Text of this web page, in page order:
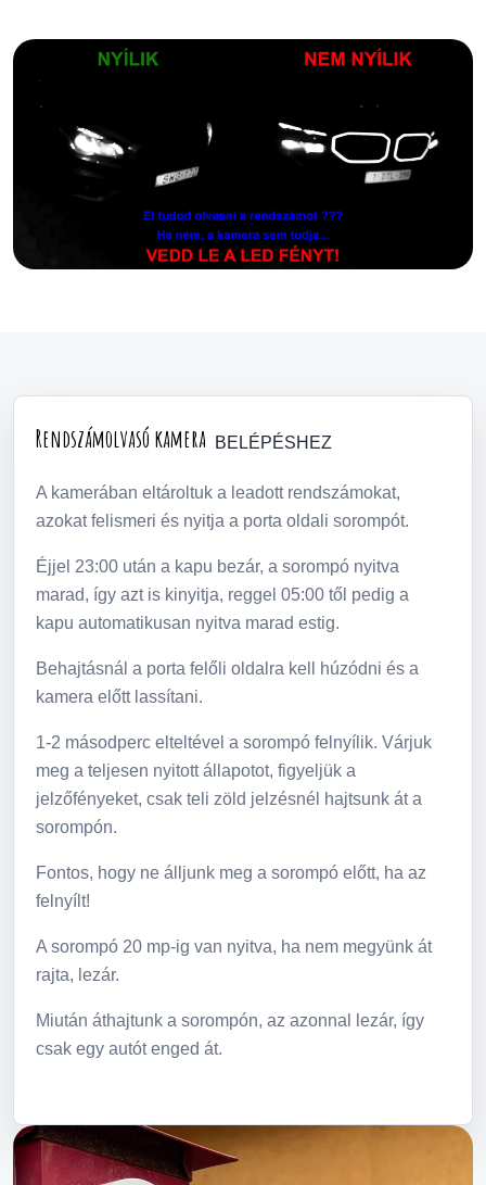
Rendszámolvasó kamera BELÉPÉSHEZ
A kamerában eltároltuk a leadott rendszámokat,
azokat felismeri és nyitja a porta oldali sorompót.
Éjjel 23:00 után a kapu bezár, a sorompó nyitva
marad, így azt is kinyitja, reggel 05:00 től pedig a
kapu automatikusan nyitva marad estig.
Behajtásnál a porta felőli oldalra kell húzódni és a
kamera előtt lassítani.
1-2 másodperc elteltével a sorompó felnyílik. Várjuk
meg a teljesen nyitott állapotot, figyeljük a
jelzőfényeket, csak teli zöld jelzésnél hajtsunk át a
sorompón.
Fontos, hogy ne álljunk meg a sorompó előtt, ha az
felnyílt!
A sorompó 20 mp-ig van nyitva, ha nem megyünk át
rajta, lezár.
Miután áthajtunk a sorompón, az azonnal lezár, így
csak egy autót enged át.